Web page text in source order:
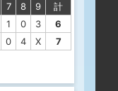
7 8 9
計
1 0 3
6
0 4 X
7